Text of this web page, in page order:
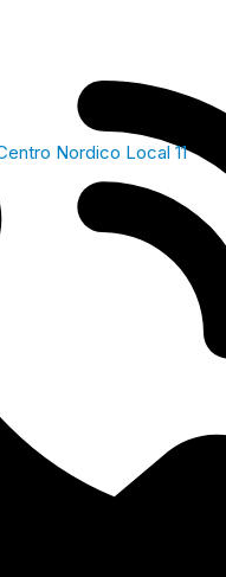
Nordico Local 11